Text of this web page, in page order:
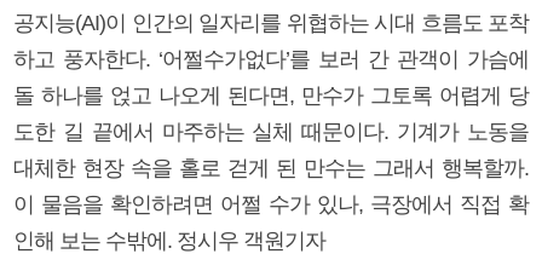
공지능(AI)이 인간의 일자리를 위협하는 시대 흐름도 포착
하고 풍자한다. ‘어쩔수가없다’를 보러 간 관객이 가슴에
돌 하나를 얹고 나오게 된다면, 만수가 그토록 어렵게 당
도한 길 끝에서 마주하는 실체 때문이다. 기계가 노동을
대체한 현장 속을 홀로 걷게 된 만수는 그래서 행복할까.
이 물음을 확인하려면 어쩔 수가 있나, 극장에서 직접 확
인해 보는 수밖에. 정시우 객원기자